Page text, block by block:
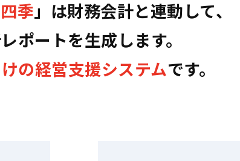
季」は財務会計と連動して、
ポートを生成します。
の経営支援システムです。